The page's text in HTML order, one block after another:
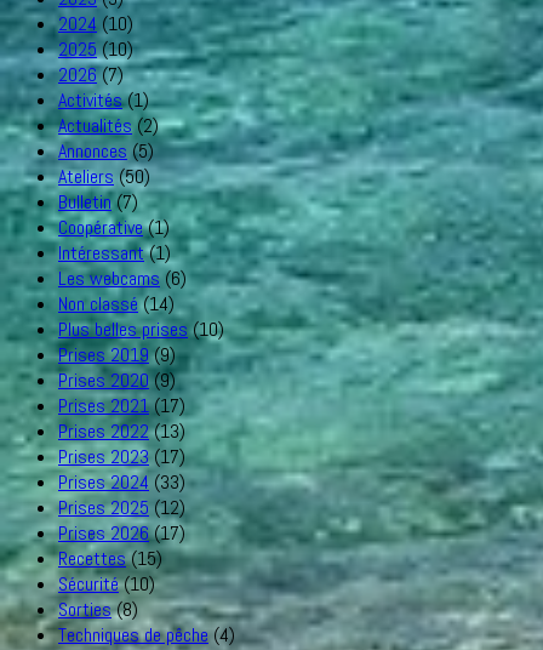
2024 (10)
2025(10)
2026(7)
Activités(1)
Actualités(2)
Annonces (5)
Ateliers (50)
Bulletin(7)
Coopérative(1)
Intéressant(1)
Les webcams (6)
Non classé(14)
Plus belles prises(10)
Prises 2019(9)
Prises 2020(9)
Prises 2021(17)
Prises 2022(13)
Prises 2023 (17)
Prises 2024 (33)
Prises 2025 (12)
Prises 2026(17)
Recettes(15)
Sécurité(10)
Sorties(8)
Techniques de pêche(4)